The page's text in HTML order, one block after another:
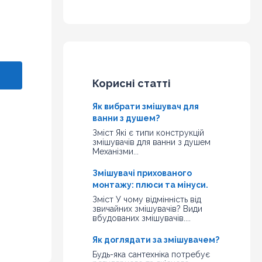
Корисні статті
Як вибрати змішувач для
ванни з душем?
Зміст Які є типи конструкцій
змішувачів для ванни з душем
Механізми...
Змішувачі прихованого
монтажу: плюси та мінуси.
Зміст У чому відмінність від
звичайних змішувачів? Види
вбудованих змішувачів....
Як доглядати за змішувачем?
Будь-яка сантехніка потребує